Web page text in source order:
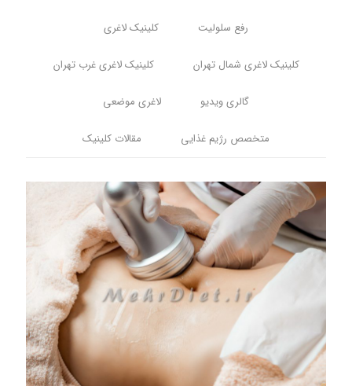
رفع سلولیت کلینیک لاغری
کلینیک لاغری شمال تهران کلینیک لاغری غرب تهران
گالری ویدیو لاغری موضعی
متخصص رژیم غذایی مقالات کلینیک